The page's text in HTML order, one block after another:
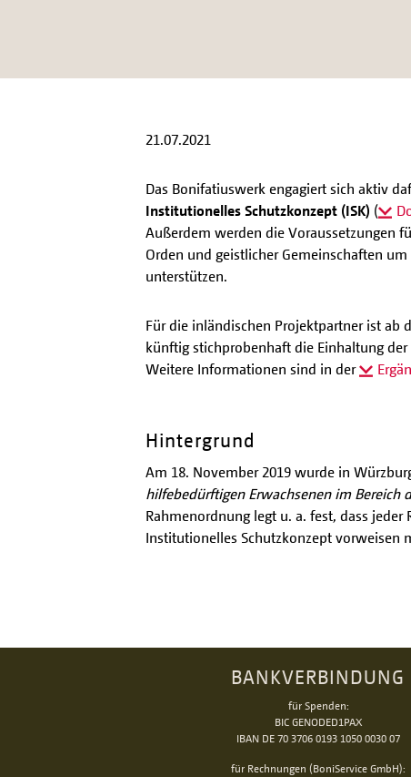
21.07.2021
Das Bonifatiuswerk engagiert sich aktiv
Institutionelles Schutzkonzept (ISK) (
Außerdem werden die Voraussetzungen
Orden und geistlicher Gemeinschaften
unterstützen.
Für die inländischen Projektpartner ist ab
künftig stichprobenhaft die Einhaltung
Weitere Informationen sind in der
Hintergrund
Am 18. November 2019 wurde in
hilfebedürftigen Erwachsenen im Bereich
Rahmenordnung legt u. a. fest, dass
Institutionelles Schutzkonzept vorweisen
BANKVERBINDUNG
für Spenden:
BIC GENODED1PAX
IBAN DE 70 3706 0193 1050 0030 07
für Rechnungen (BoniService GmbH):